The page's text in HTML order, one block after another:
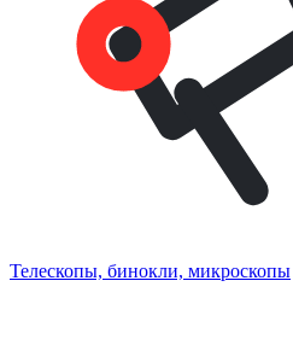
Телескопы, бинокли, микроскопы